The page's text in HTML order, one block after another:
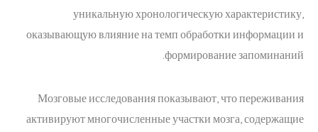
уникальную хронологическую характеристику,
оказывающую влияние на темп обработки информации и
формирование запоминаний.
Мозговые исследования показывают, что переживания
активируют многочисленные участки мозга, содержащие